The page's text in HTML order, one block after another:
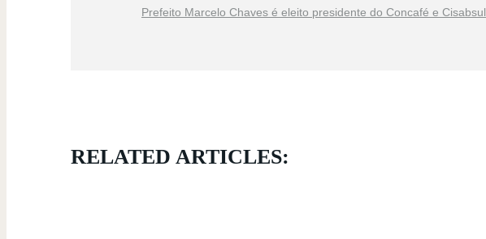
Prefeito Marcelo Chaves é eleito presidente do Concafé e Cisabsul
RELATED ARTICLES: